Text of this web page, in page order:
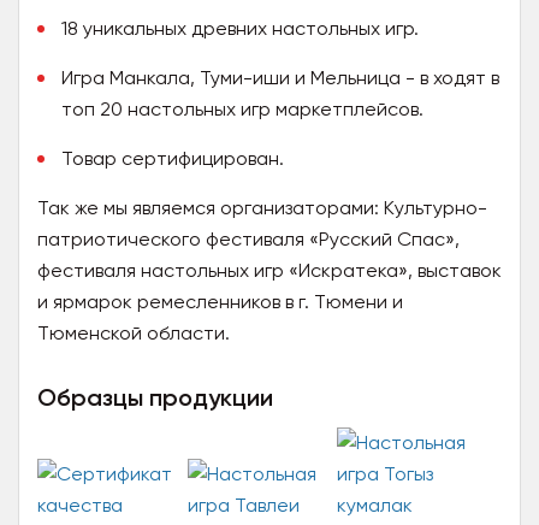
18 уникальных древних настольных игр.
Игра Манкала, Туми-иши и Мельница - в ходят в
топ 20 настольных игр маркетплейсов.
Товар сертифицирован.
Так же мы являемся организаторами: Культурно-
патриотического фестиваля «Русский Спас»,
фестиваля настольных игр «Искратека», выставок
и ярмарок ремесленников в г. Тюмени и
Тюменской области.
Образцы продукции